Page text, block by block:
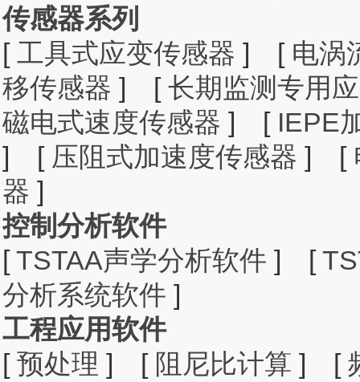
传感器系列
[ 工具式应变传感器 ] [电涡
移传感器 ] [长期监测专用
磁电式速度传感器 ] [ IEPE
]
[ 压阻式加速度传感器 ] [
器 ]
控制分析软件
[TSTAA声学分析软件 ] [
分析系统软件 ]
工程应用软件
[ 预处理 ] [ 阻尼比计算 ] [